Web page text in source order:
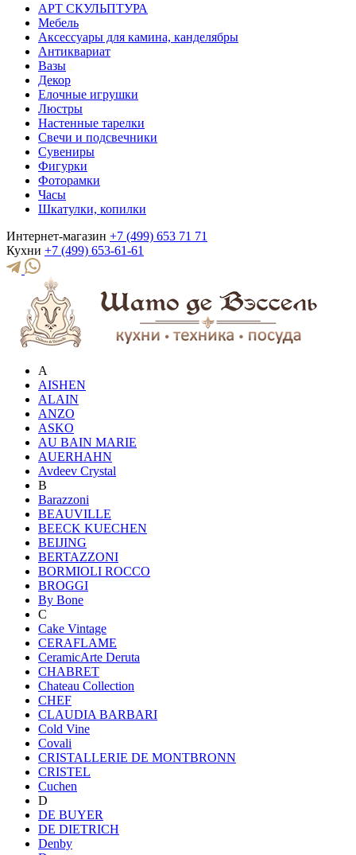
АРТ СКУЛЬПТУРА
Мебель
Аксессуары для камина, канделябры
Антиквариат
Вазы
Декор
Елочные игрушки
Люстры
Настенные тарелки
Свечи и подсвечники
Сувениры
Фигурки
Фоторамки
Часы
Шкатулки, копилки
Интернет-магазин +7 (499) 653 71 71
Кухни +7 (499) 653-61-61
A
AISHEN
ALAIN
ANZO
ASKO
AU BAIN MARIE
AUERHAHN
Avdeev Crystal
B
Barazzoni
BEAUVILLE
BEECK KUECHEN
BEIJING
BERTAZZONI
BORMIOLI ROCCO
BROGGI
By Bone
C
Cake Vintage
CERAFLAME
CeramicArte Deruta
CHABRET
Chateau Collection
CHEF
CLAUDIA BARBARI
Cold Vine
Covali
CRISTALLERIE DE MONTBRONN
CRISTEL
Cuchen
D
DE BUYER
DE DIETRICH
Denby